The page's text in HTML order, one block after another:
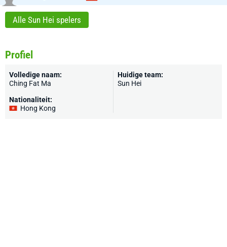
Alle Sun Hei spelers
Profiel
Volledige naam:
Ching Fat Ma
Nationaliteit:
Hong Kong
Huidige team:
Sun Hei